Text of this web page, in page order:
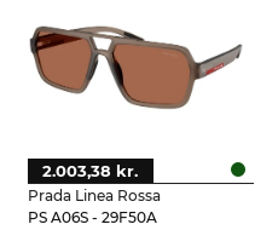
Prada Linea Rossa
PS A06S - 29F50A
2.003,38 kr.